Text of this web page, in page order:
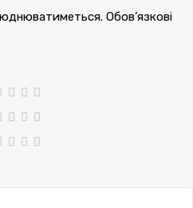
Обов’язкові